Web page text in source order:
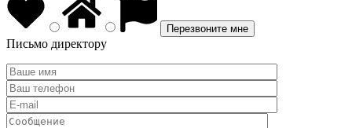
Письмо директору